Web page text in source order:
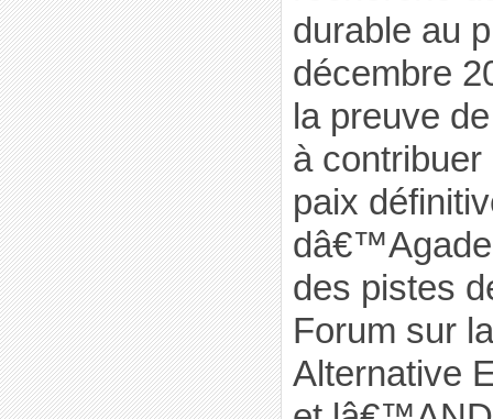
durable au
décembre
la preuve
à
paix
des pistes
Forum sur
Alternative